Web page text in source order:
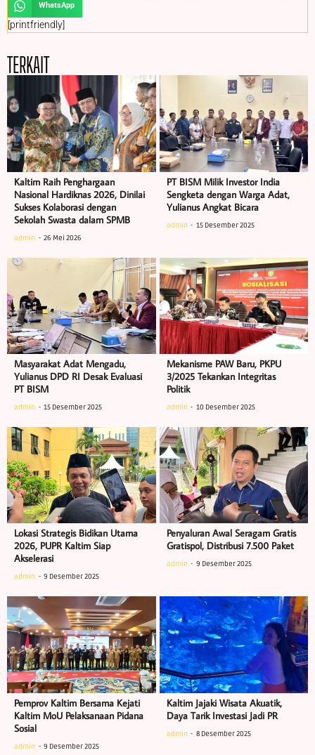
WhatsApp
[printfriendly]
TERKAIT
Kaltim Raih Penghargaan
Nasional Hardiknas 2026, Dinilai
Sukses Kolaborasi dengan
Sekolah Swasta dalam SPMB
admin 26 Mei 2026
PT BISM Milik Investor India
Sengketa dengan Warga Adat,
Yulianus Angkat Bicara
admin 15 Desember 2025
Masyarakat Adat Mengadu,
Yulianus DPD RI Desak Evaluasi
PT BISM
admin 15 Desember 2025
Mekanisme PAW Baru, PKPU
3/2025 Tekankan Integritas
Politik
admin 10 Desember 2025
Lokasi Strategis Bidikan Utama
2026, PUPR Kaltim Siap
Akselerasi
admin 9 Desember 2025
Penyaluran Awal Seragam Gratis
Gratispol, Distribusi 7.500 Paket
admin 9 Desember 2025
Pemprov Kaltim Bersama Kejati
Kaltim MoU Pelaksanaan Pidana
Sosial
admin 9 Desember 2025
Kaltim Jajaki Wisata Akuatik,
Daya Tarik Investasi Jadi PR
admin 8 Desember 2025